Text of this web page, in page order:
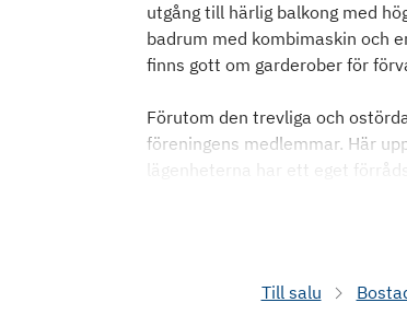
utgång till härlig balkong med
badrum med kombimaskin och
finns gott om garderober för
Förutom den trevliga och
föreningens medlemmar. Här
lägenheterna har ett eget
Till salu